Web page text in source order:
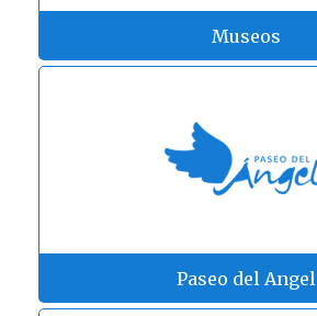
Museos
Paseo del Angel